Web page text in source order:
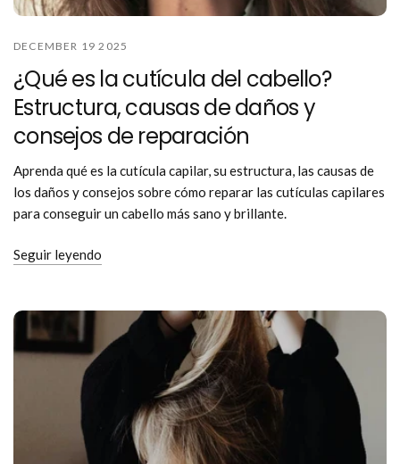
DECEMBER 19 2025
¿Qué es la cutícula del cabello?
Estructura, causas de daños y
consejos de reparación
Aprenda qué es la cutícula capilar, su estructura, las causas de
los daños y consejos sobre cómo reparar las cutículas capilares
para conseguir un cabello más sano y brillante.
Seguir leyendo